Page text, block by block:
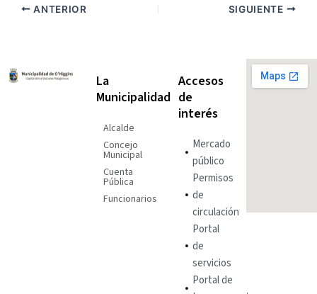
ANTERIOR SIGUIENTE
La
Municipalidad
Alcalde
Concejo
Municipal
Cuenta
Pública
Funcionarios
Accesos
de
interés
Mercado
público
Permisos
de
circulación
Portal
de
servicios
Portal de